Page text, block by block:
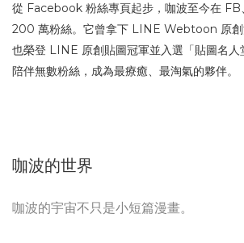
從 Facebook 粉絲專頁起步，咖波至今在 FB
200 萬粉絲。它曾拿下 LINE Webtoon 原創
也榮登 LINE 原創貼圖冠軍並入選「貼圖名人
陪伴無數粉絲，成為最療癒、最淘氣的夥伴。
咖波的世界
咖波的宇宙不只是小短篇漫畫。